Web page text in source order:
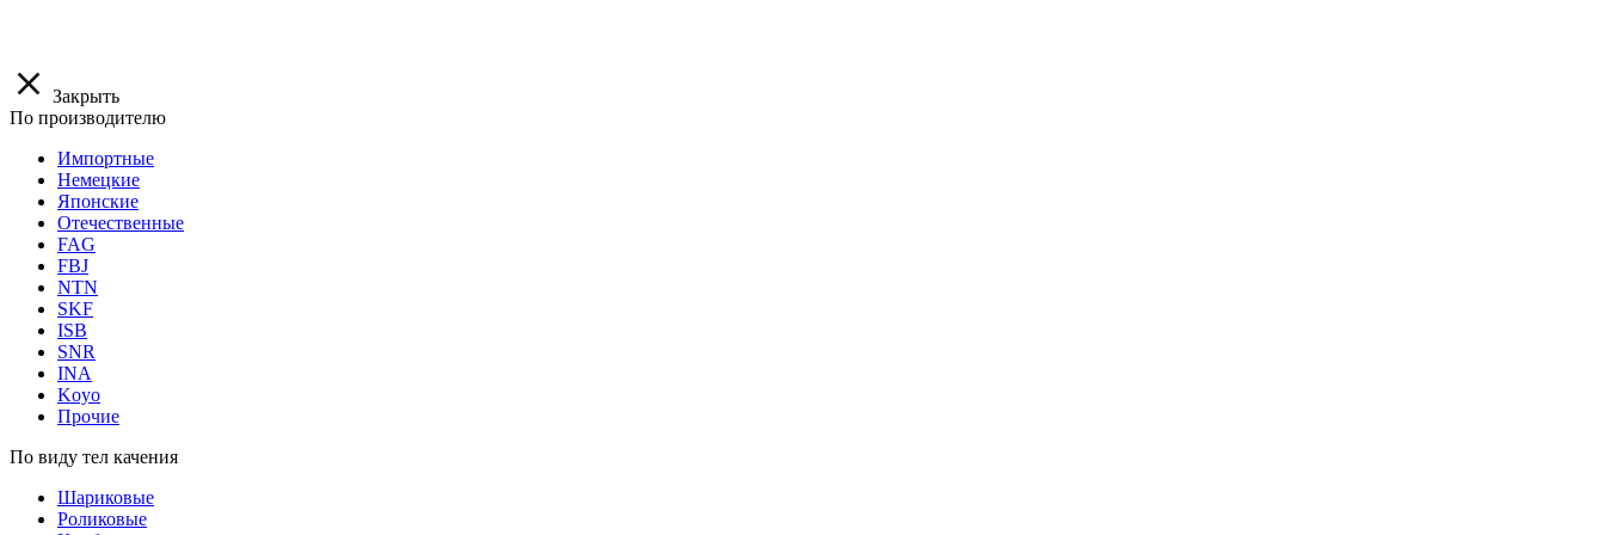
Закрыть
По производителю
Импортные
Немецкие
Японские
Отечественные
FAG
FBJ
NTN
SKF
ISB
SNR
INA
Koyo
Прочие
По виду тел качения
Шариковые
Роликовые